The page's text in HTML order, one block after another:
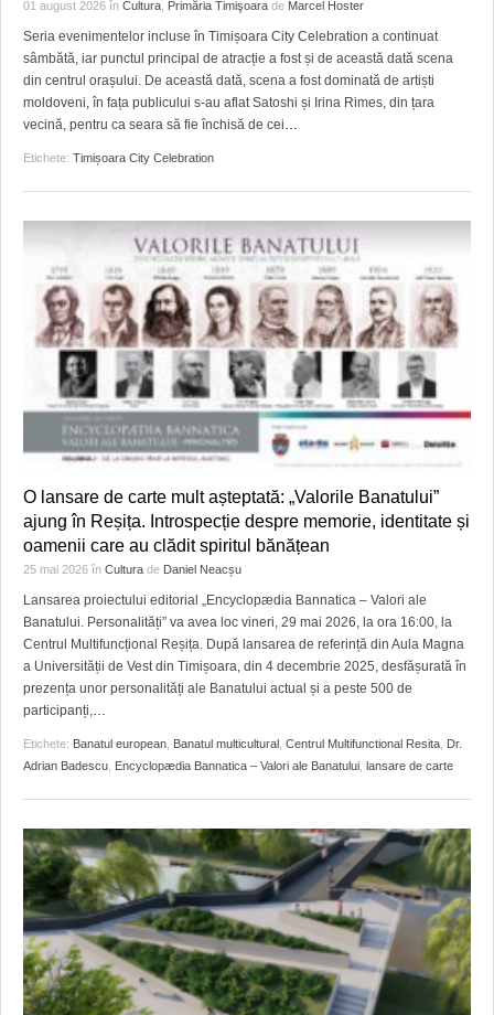
GRĂDINA TAICII DOMNULUI
ZIARISTU’ DE TERASĂ
CU OIŞTEA-N KIERKEGAARD
CRONICĂ DE FILM
UNDE MERGEM
FILME DOCUMENTARE
ACCIDENTE
ANUNŢURI
INFO SI UTILE
FILME DOCUMENTARE
CLIPURI VIDEO
JOCURI ONLINE
DIVERSE
FARMACII DIN TIMIŞOARA
HARTA TIMIŞOAREI
LICEE, ŞCOLI ŞI GRĂDINIŢE DIN TIMIŞ
PRIMĂRIILE DIN TIMIŞ
SFATUL MEDICULUI
SFATURI JURIDICE
01 august 2026 în Cultura Primăria Timişoara de Marcel Hoster
Seria evenimentelor incluse în Timișoara City Celebration a continuat
sâmbătă, iar punctul principal de atracție a fost și de această dată scena
din centrul orașului. De această dată, scena a fost dominată de artiști
moldoveni, în fața publicului s-au aflat Satoshi și Irina Rimes, din țara
vecină, pentru ca seara să fie închisă de cei…
Etichete: Timișoara City Celebration
O lansare de carte mult așteptată: „Valorile Banatului”
ajung în Reșița. Introspecție despre memorie, identitate și
oamenii care au clădit spiritul bănățean
25 mai 2026 în Cultura de Daniel Neacșu
Lansarea proiectului editorial „Encyclopædia Bannatica – Valori ale
Banatului. Personalități” va avea loc vineri, 29 mai 2026, la ora 16:00, la
Centrul Multifuncțional Reșița. După lansarea de referință din Aula Magna
a Universității de Vest din Timișoara, din 4 decembrie 2025, desfășurată în
prezența unor personalități ale Banatului actual și a peste 500 de
participanți,…
Etichete: Banatul european Banatul multicultural Centrul Multifunctional Resita Dr.
Adrian Badescu Encyclopædia Bannatica – Valori ale Banatului lansare de carte